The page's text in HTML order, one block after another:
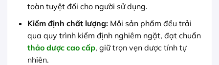
toàn tuyệt đối cho người sử dụng.
Kiểm định chất lượng:Mỗi sản phẩm đều trải
qua quy trình kiểm định nghiêm ngặt, đạt chuẩn
thảo dược cao cấp, giữ trọn vẹn dược tính tự
nhiên.